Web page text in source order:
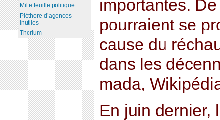
importantes.
pourraient se
cause du
dans les
mada,
En juin dernier,
Mille feuille politique
Pléthore d’agences
inutiles
Thorium